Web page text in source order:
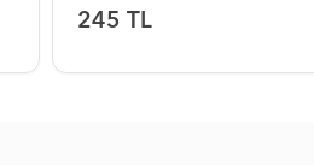
245 TL